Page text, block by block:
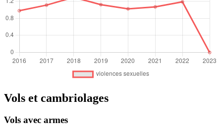
Vols et cambriolages
Vols avec armes